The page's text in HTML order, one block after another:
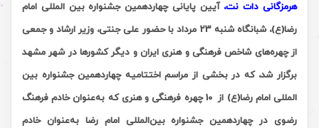
هرمزگانی دات نت، آیین پایانی چهاردهمین جشنواره بین المللی امام
رضا(ع)، شبانگاه شنبه 23 مرداد با حضور علی جنتی، وزیر ارشاد و جمعی
از چهره‌های شاخص فرهنگی و هنری ایران و دیگر کشورها در شهر مشهد
برگزار شد، که در بخشی از مراسم اختتامیه چهاردهمین جشنواره بین
المللی امام رضا(ع) از 10 چهره‌ فرهنگی و هنری که به‌عنوان خادم فرهنگ
رضوی در چهاردهمین جشنواره بین‌المللی امام رضا به‌عنوان خادم